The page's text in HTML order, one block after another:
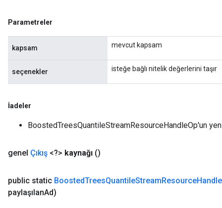
Parametreler
kapsam mevcut kapsam
seçenekler isteğe bağlı nitelik değerlerini taşır
İadeler
BoostedTreesQuantileStreamResourceHandleOp'un
genel Çıkış <?> kaynağı ()
public static BoostedTreesQuantileStreamResourceHandle
paylaşılanAd)